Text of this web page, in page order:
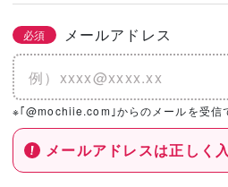
必須 メールアドレス
※｢@mochiie.com｣からのメールを受信
メールアドレスは正しく